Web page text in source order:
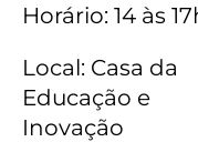
Horário: 14 às
Local: Casa da
Educação e
Inovação